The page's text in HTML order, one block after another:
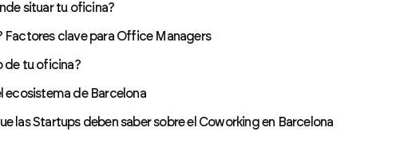
situar tu oficina?
Factores clave para Office Managers
de tu oficina?
ecosistema de Barcelona
las Startups deben saber sobre el Coworking en Barcelona